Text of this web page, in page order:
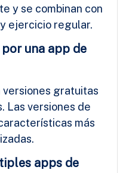
y se combinan con
ejercicio regular.
una app de
versiones gratuitas
Las versiones de
más
apps de